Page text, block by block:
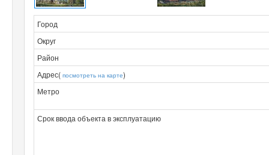
Город
Округ
Район
Адрес( посмотреть на карте)
Метро
Срок ввода объекта в эксплуатацию